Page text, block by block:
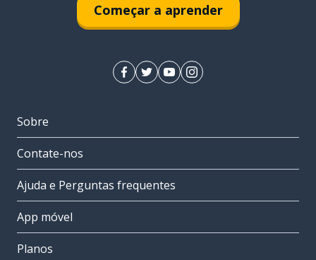
Começar a aprender
Sobre
Contate-nos
Ajuda e Perguntas frequentes
App móvel
Planos